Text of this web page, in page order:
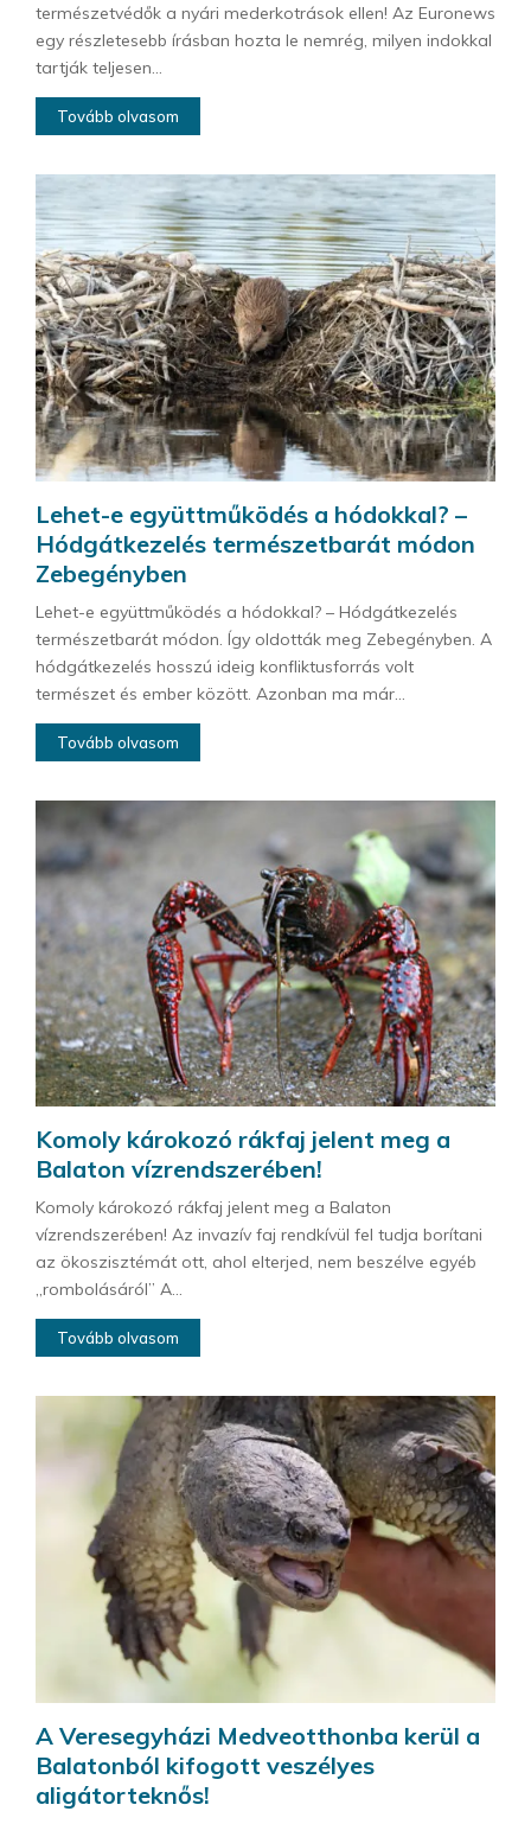
természetvédők a nyári mederkotrások ellen! Az Euronews
egy részletesebb írásban hozta le nemrég, milyen indokkal
tartják teljesen...
Tovább olvasom
Lehet-e együttműködés a hódokkal? –
Hódgátkezelés természetbarát módon
Zebegényben
Lehet-e együttműködés a hódokkal? – Hódgátkezelés
természetbarát módon. Így oldották meg Zebegényben. A
hódgátkezelés hosszú ideig konfliktusforrás volt
természet és ember között. Azonban ma már...
Tovább olvasom
Komoly károkozó rákfaj jelent meg a
Balaton vízrendszerében!
Komoly károkozó rákfaj jelent meg a Balaton
vízrendszerében! Az invazív faj rendkívül fel tudja borítani
az ökoszisztémát ott, ahol elterjed, nem beszélve egyéb
„rombolásáról” A...
Tovább olvasom
A Veresegyházi Medveotthonba kerül a
Balatonból kifogott veszélyes
aligátorteknős!